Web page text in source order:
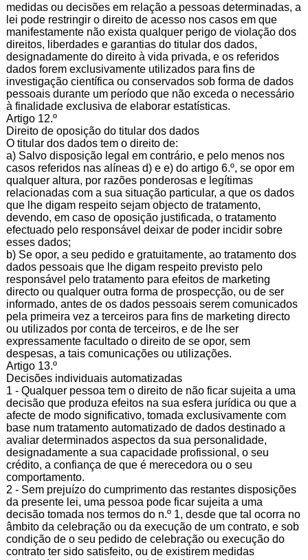
medidas ou decisões em relação a pessoas determinadas, a
lei pode restringir o direito de acesso nos casos em que
manifestamente não exista qualquer perigo de violação dos
direitos, liberdades e garantias do titular dos dados,
designadamente do direito à vida privada, e os referidos
dados forem exclusivamente utilizados para fins de
investigação científica ou conservados sob forma de dados
pessoais durante um período que não exceda o necessário
à finalidade exclusiva de elaborar estatísticas.
Artigo 12.º
Direito de oposição do titular dos dados
O titular dos dados tem o direito de:
a) Salvo disposição legal em contrário, e pelo menos nos
casos referidos nas alíneas d) e e) do artigo 6.º, se opor em
qualquer altura, por razões ponderosas e legítimas
relacionadas com a sua situação particular, a que os dados
que lhe digam respeito sejam objecto de tratamento,
devendo, em caso de oposição justificada, o tratamento
efectuado pelo responsável deixar de poder incidir sobre
esses dados;
b) Se opor, a seu pedido e gratuitamente, ao tratamento dos
dados pessoais que lhe digam respeito previsto pelo
responsável pelo tratamento para efeitos de marketing
directo ou qualquer outra forma de prospecção, ou de ser
informado, antes de os dados pessoais serem comunicados
pela primeira vez a terceiros para fins de marketing directo
ou utilizados por conta de terceiros, e de lhe ser
expressamente facultado o direito de se opor, sem
despesas, a tais comunicações ou utilizações.
Artigo 13.º
Decisões individuais automatizadas
1 - Qualquer pessoa tem o direito de não ficar sujeita a uma
decisão que produza efeitos na sua esfera jurídica ou que a
afecte de modo significativo, tomada exclusivamente com
base num tratamento automatizado de dados destinado a
avaliar determinados aspectos da sua personalidade,
designadamente a sua capacidade profissional, o seu
crédito, a confiança de que é merecedora ou o seu
comportamento.
2 - Sem prejuízo do cumprimento das restantes disposições
da presente lei, uma pessoa pode ficar sujeita a uma
decisão tomada nos termos do n.º 1, desde que tal ocorra no
âmbito da celebração ou da execução de um contrato, e sob
condição de o seu pedido de celebração ou execução do
contrato ter sido satisfeito, ou de existirem medidas